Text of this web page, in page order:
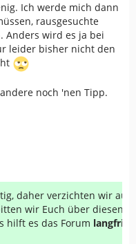
Ich werde mich dann
rausgesuchte
Anders wird es ja bei
leider bisher nicht den
noch 'nen Tipp.
daher verzichten wir auf
wir Euch über diesen
hilft es das Forum